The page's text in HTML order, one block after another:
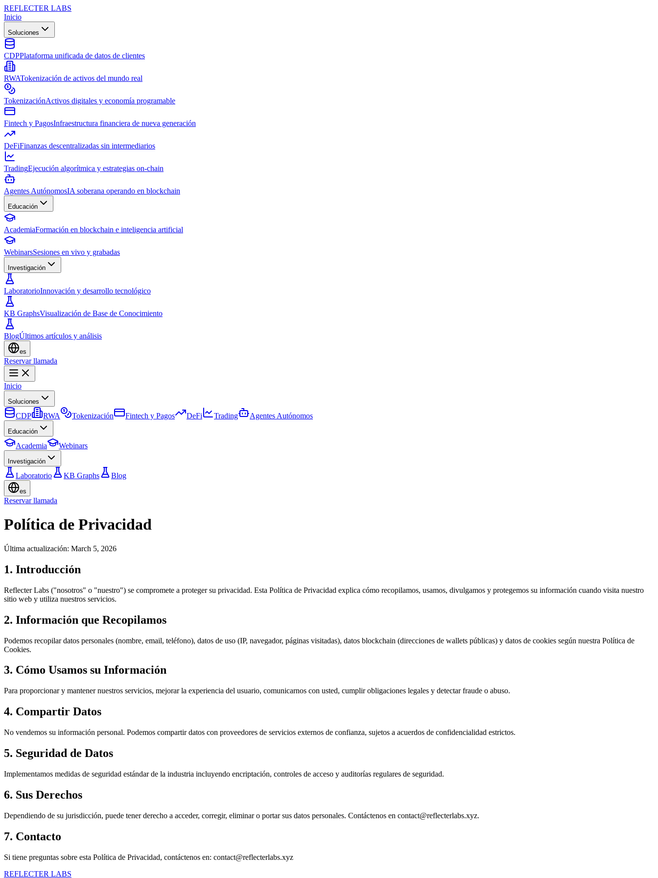
REFLECTER LABS
Inicio
Soluciones
CDPPlataforma unificada de datos de clientes
RWATokenización de activos del mundo real
TokenizaciónActivos digitales y economía programable
Fintech y PagosInfraestructura financiera de nueva generación
DeFiFinanzas descentralizadas sin intermediarios
TradingEjecución algorítmica y estrategias on-chain
Agentes AutónomosIA soberana operando en blockchain
Educación
AcademiaFormación en blockchain e inteligencia artificial
WebinarsSesiones en vivo y grabadas
Investigación
LaboratorioInnovación y desarrollo tecnológico
KB GraphsVisualización de Base de Conocimiento
BlogÚltimos artículos y análisis
es
Reservar llamada
Inicio
Soluciones
CDP RWA Tokenización Fintech y Pagos DeFi Trading Agentes Autónomos
Educación
Academia Webinars
Investigación
Laboratorio KB Graphs Blog
es
Reservar llamada
Política de Privacidad
Última actualización: March 5, 2026
1. Introducción
Reflecter Labs ("nosotros" o "nuestro") se compromete a proteger su privacidad. Esta Política de Privacidad explica cómo recopilamos, usamos, divulgamos y protegemos su información cuando visita nuestro
sitio web y utiliza nuestros servicios.
2. Información que Recopilamos
Podemos recopilar datos personales (nombre, email, teléfono), datos de uso (IP, navegador, páginas visitadas), datos blockchain (direcciones de wallets públicas) y datos de cookies según nuestra Política de
Cookies.
3. Cómo Usamos su Información
Para proporcionar y mantener nuestros servicios, mejorar la experiencia del usuario, comunicarnos con usted, cumplir obligaciones legales y detectar fraude o abuso.
4. Compartir Datos
No vendemos su información personal. Podemos compartir datos con proveedores de servicios externos de confianza, sujetos a acuerdos de confidencialidad estrictos.
5. Seguridad de Datos
Implementamos medidas de seguridad estándar de la industria incluyendo encriptación, controles de acceso y auditorías regulares de seguridad.
6. Sus Derechos
Dependiendo de su jurisdicción, puede tener derecho a acceder, corregir, eliminar o portar sus datos personales. Contáctenos en contact@reflecterlabs.xyz.
7. Contacto
Si tiene preguntas sobre esta Política de Privacidad, contáctenos en: contact@reflecterlabs.xyz
REFLECTER LABS